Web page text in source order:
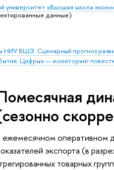
университет «Высшая школа
данные)
НИУ ВШЭ: Сценарный прогноз
Цифры» — мониторинг
ежемесячном оперативном
экспорта (в
товарных